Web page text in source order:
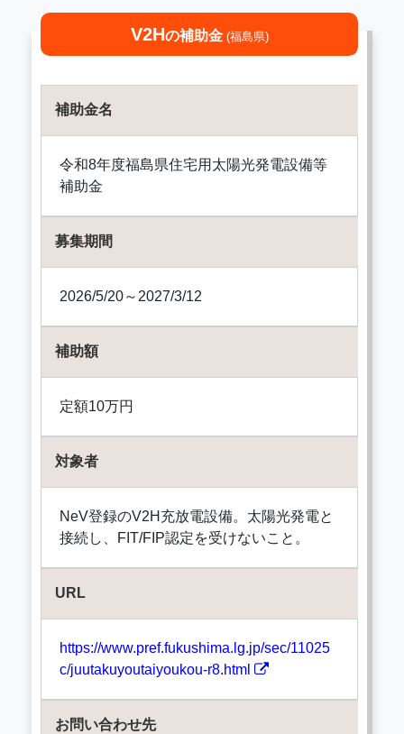
V2Hの補助金 (福島県)
補助金名
令和8年度福島県住宅用太陽光発電設備等
補助金
募集期間
2026/5/20～2027/3/12
補助額
定額10万円
対象者
NeV登録のV2H充放電設備。太陽光発電と
接続し、FIT/FIP認定を受けないこと。
URL
https://www.pref.fukushima.lg.jp/sec/11025
c/juutakuyoutaiyoukou-r8.html
お問い合わせ先